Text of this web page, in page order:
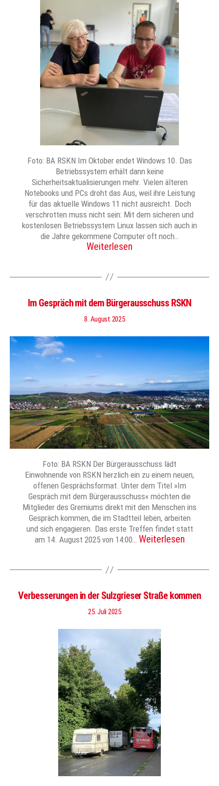
Foto: BA RSKN Im Oktober endet Windows 10. Das
Betriebssystem erhält dann keine
Sicherheitsaktualisierungen mehr. Vielen älteren
Notebooks und PCs droht das Aus, weil ihre Leistung
für das aktuelle Windows 11 nicht ausreicht. Doch
verschrotten muss nicht sein: Mit dem sicheren und
kostenlosen Betriebssystem Linux lassen sich auch in
die Jahre gekommene Computer oft noch…
Weiterlesen
Im Gespräch mit dem Bürgerausschuss RSKN
8. August 2025
Foto: BA RSKN Der Bürgerausschuss lädt
Einwohnende von RSKN herzlich ein zu einem neuen,
offenen Gesprächsformat. Unter dem Titel »Im
Gespräch mit dem Bürgerausschuss« möchten die
Mitglieder des Gremiums direkt mit den Menschen ins
Gespräch kommen, die im Stadtteil leben, arbeiten
und sich engagieren. Das erste Treffen findet statt
am 14. August 2025 von 14:00… Weiterlesen
Verbesserungen in der Sulzgrieser Straße kommen
25. Juli 2025